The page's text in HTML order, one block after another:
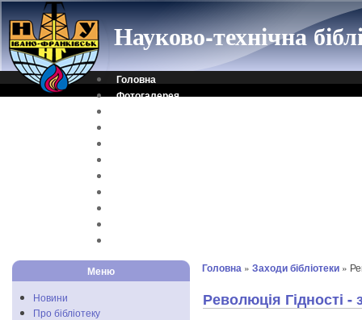
Науково-технічна
Головна
Фотогалерея
Меню
Новини
Про бібліотеку
Головна » Заходи бібліотеки »
Революція Гідності -